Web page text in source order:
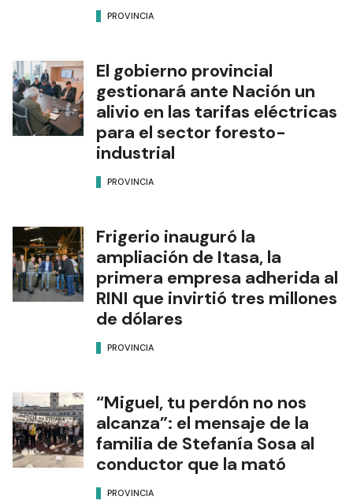
PROVINCIA
El gobierno provincial
gestionará ante Nación un
alivio en las tarifas eléctricas
para el sector foresto-
industrial
PROVINCIA
Frigerio inauguró la
ampliación de Itasa, la
primera empresa adherida al
RINI que invirtió tres millones
de dólares
PROVINCIA
“Miguel, tu perdón no nos
alcanza”: el mensaje de la
familia de Stefanía Sosa al
conductor que la mató
PROVINCIA